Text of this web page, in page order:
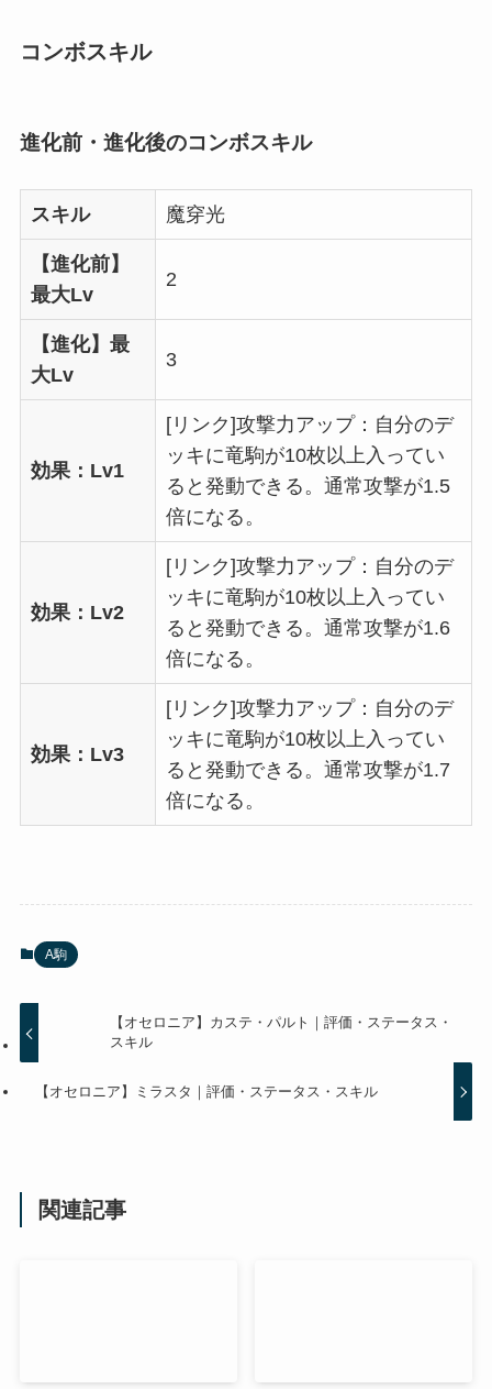
コンボスキル
進化前・進化後のコンボスキル
スキル 魔穿光
【進化前】
最大Lv
2
【進化】最
大Lv
3
効果：Lv1
[リンク]攻撃力アップ：自分のデ
ッキに竜駒が10枚以上入ってい
ると発動できる。通常攻撃が1.5
倍になる。
効果：Lv2
[リンク]攻撃力アップ：自分のデ
ッキに竜駒が10枚以上入ってい
ると発動できる。通常攻撃が1.6
倍になる。
効果：Lv3
[リンク]攻撃力アップ：自分のデ
ッキに竜駒が10枚以上入ってい
ると発動できる。通常攻撃が1.7
倍になる。
A駒
【オセロニア】カステ・パルト｜評価・ステータス・
スキル
【オセロニア】ミラスタ｜評価・ステータス・スキル
関連記事